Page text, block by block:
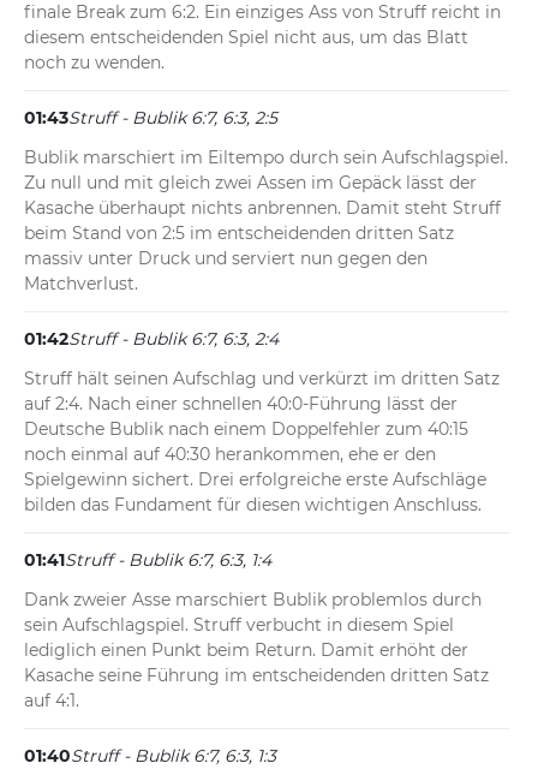
finale Break zum 6:2. Ein einziges Ass von Struff reicht in
diesem entscheidenden Spiel nicht aus, um das Blatt
noch zu wenden.
01:43Struff - Bublik 6:7, 6:3, 2:5
Bublik marschiert im Eiltempo durch sein Aufschlagspiel.
Zu null und mit gleich zwei Assen im Gepäck lässt der
Kasache überhaupt nichts anbrennen. Damit steht Struff
beim Stand von 2:5 im entscheidenden dritten Satz
massiv unter Druck und serviert nun gegen den
Matchverlust.
01:42Struff - Bublik 6:7, 6:3, 2:4
Struff hält seinen Aufschlag und verkürzt im dritten Satz
auf 2:4. Nach einer schnellen 40:0-Führung lässt der
Deutsche Bublik nach einem Doppelfehler zum 40:15
noch einmal auf 40:30 herankommen, ehe er den
Spielgewinn sichert. Drei erfolgreiche erste Aufschläge
bilden das Fundament für diesen wichtigen Anschluss.
01:41Struff - Bublik 6:7, 6:3, 1:4
Dank zweier Asse marschiert Bublik problemlos durch
sein Aufschlagspiel. Struff verbucht in diesem Spiel
lediglich einen Punkt beim Return. Damit erhöht der
Kasache seine Führung im entscheidenden dritten Satz
auf 4:1.
01:40Struff - Bublik 6:7, 6:3, 1:3